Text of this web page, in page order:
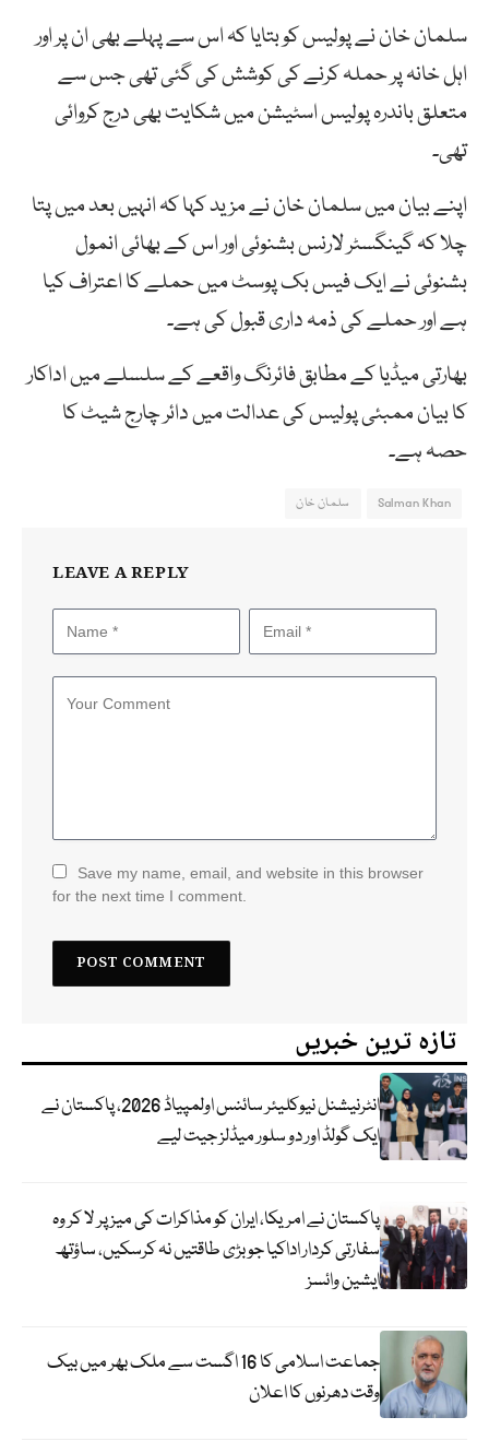
سلمان خان نے پولیس کو بتایا کہ اس سے پہلے بھی ان پر اور
اہل خانہ پر حملہ کرنے کی کوشش کی گئی تھی جس سے
متعلق باندرہ پولیس اسٹیشن میں شکایت بھی درج کروائی
تھی۔
اپنے بیان میں سلمان خان نے مزید کہا کہ انہیں بعد میں پتا
چلا کہ گینگسٹر لارنس بشنوئی اور اس کے بھائی انمول
بشنوئی نے ایک فیس بک پوسٹ میں حملے کا اعتراف کیا
ہے اور حملے کی ذمہ داری قبول کی ہے۔
بھارتی میڈیا کے مطابق فائرنگ واقعے کے سلسلے میں اداکار
کا بیان ممبئی پولیس کی عدالت میں دائر چارج شیٹ کا
حصہ ہے۔
Salman Khan سلمان خان
LEAVE A REPLY
Save my name, email, and website in this browser
for the next time I comment.
تازہ ترین خبریں
انٹرنیشنل نیوکلیئر سائنس اولمپیاڈ 2026، پاکستان نے
ایک گولڈ اور دو سلور میڈلز جیت لیے
پاکستان نے امریکا، ایران کو مذاکرات کی میز پر لا کر وہ
سفارتی کردار اداکیا جو بڑی طاقتیں نہ کرسکیں، ساؤتھ
ایشین وائسز
جماعت اسلامی کا 16 اگست سے ملک بھر میں بیک
وقت دھرنوں کا اعلان